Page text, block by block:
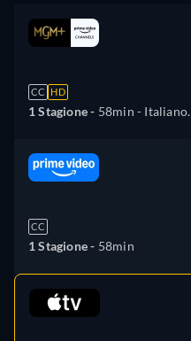
CC HD
1 Stagione - 58min - Italiano,
Portoghese
CC
1 Stagione - 58min